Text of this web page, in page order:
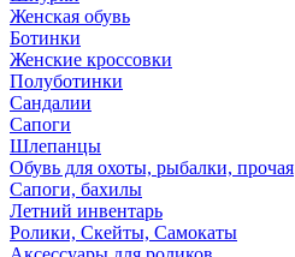
Женская обувь
Ботинки
Женские кроссовки
Полуботинки
Сандалии
Сапоги
Шлепанцы
Обувь для охоты, рыбалки, прочая
Сапоги, бахилы
Летний инвентарь
Ролики, Скейты, Самокаты